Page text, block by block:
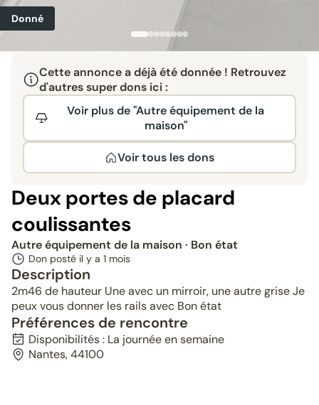
Donné
Cette annonce a déjà été donnée ! Retrouvez
d'autres super dons ici :
Voir plus de "Autre équipement de la
maison"
Voir tous les dons
Deux portes de placard
coulissantes
Autre équipement de la maison · Bon état
Don posté il y a 1 mois
Description
2m46 de hauteur Une avec un mirroir, une autre grise Je
peux vous donner les rails avec Bon état
Préférences de rencontre
Disponibilités : La journée en semaine
Nantes, 44100